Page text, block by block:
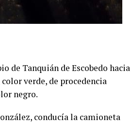
de Tanquián de Escobedo hacia
verde, de procedencia
negro.
conducía la camioneta